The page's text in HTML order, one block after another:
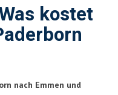
kostet
nach Emmen und